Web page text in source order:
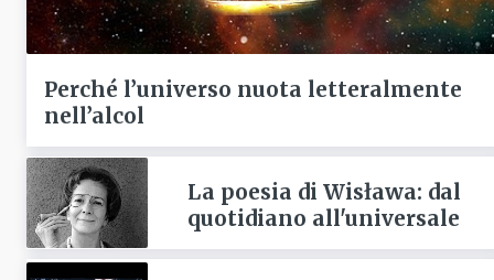
Perché l’universo nuota letteralmente
nell’alcol
La poesia di Wisława: dal
quotidiano all'universale